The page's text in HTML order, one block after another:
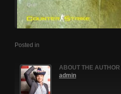
Posted in
ABOUT THE AUTHOR
admin